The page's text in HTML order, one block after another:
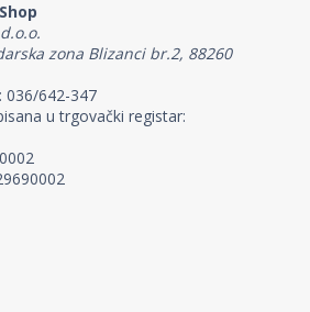
zona Blizanci br.2, 88260
036/642-347
u trgovački registar: